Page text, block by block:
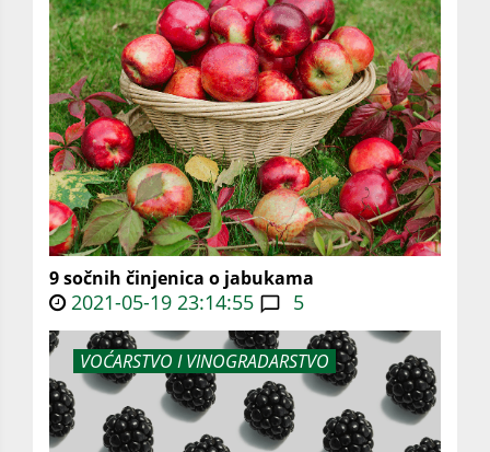
9 sočnih činjenica o jabukama
2021-05-19 23:14:55 5
VOĆARSTVO I VINOGRADARSTVO